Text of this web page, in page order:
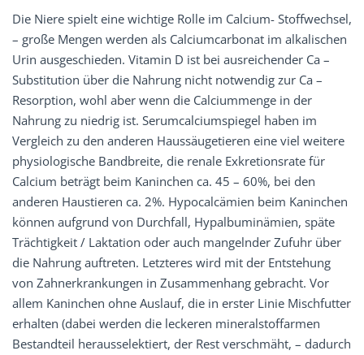
Die Niere spielt eine wichtige Rolle im Calcium- Stoffwechsel,
– große Mengen werden als Calciumcarbonat im alkalischen
Urin ausgeschieden. Vitamin D ist bei ausreichender Ca –
Substitution über die Nahrung nicht notwendig zur Ca –
Resorption, wohl aber wenn die Calciummenge in der
Nahrung zu niedrig ist. Serumcalciumspiegel haben im
Vergleich zu den anderen Haussäugetieren eine viel weitere
physiologische Bandbreite, die renale Exkretionsrate für
Calcium beträgt beim Kaninchen ca. 45 – 60%, bei den
anderen Haustieren ca. 2%. Hypocalcämien beim Kaninchen
können aufgrund von Durchfall, Hypalbuminämien, späte
Trächtigkeit / Laktation oder auch mangelnder Zufuhr über
die Nahrung auftreten. Letzteres wird mit der Entstehung
von Zahnerkrankungen in Zusammenhang gebracht. Vor
allem Kaninchen ohne Auslauf, die in erster Linie Mischfutter
erhalten (dabei werden die leckeren mineralstoffarmen
Bestandteil herausselektiert, der Rest verschmäht, – dadurch